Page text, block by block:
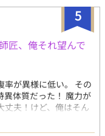
ます。 定期的にタグも
ください。 見つけ次
で。
5
匠、俺それ望んで
率が異様に低い。 その
異体質だった！ 魔力が
丈夫！けど、俺はそん
らすじ通りの設定の
たい」とは違い、がっ